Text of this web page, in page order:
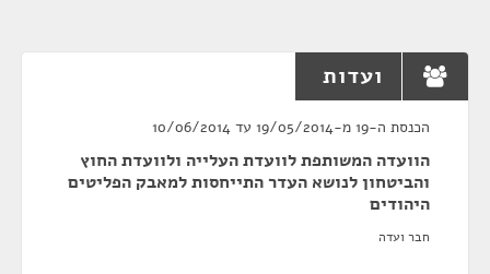
ועדות
הכנסת ה-19 מ-19/05/2014 עד 10/06/2014
הוועדה המשותפת לוועדת העלייה ולוועדת החוץ
והביטחון לנושא העדר התייחסות למאבק הפליטים
היהודים
חבר ועדה